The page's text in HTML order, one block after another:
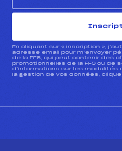
En cliquant sur « inscription »,
adresse email pour m’envoyer
de la FFS, qui peut contenir des
promotionnelles de la FFS ou de
d’informations sur les modalités
la gestion de vos données,